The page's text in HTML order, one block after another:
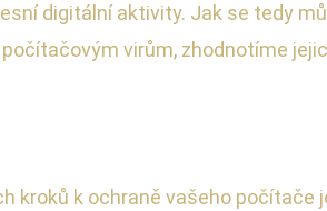
digitální aktivity. Jak se tedy
virům, zhodnotíme
kroků k ochraně vašeho